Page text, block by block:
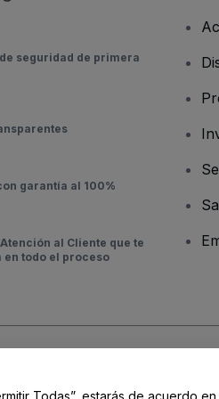
seguridad de primera
garantía al 100%
al Cliente que te
en todo el proceso
Todas”, estarás de acuerdo